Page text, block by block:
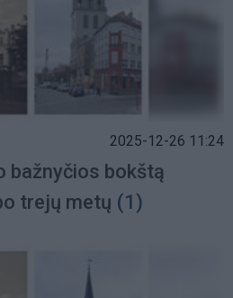
2025-12-26 11:24
bažnyčios bokštą
trejų metų (1)